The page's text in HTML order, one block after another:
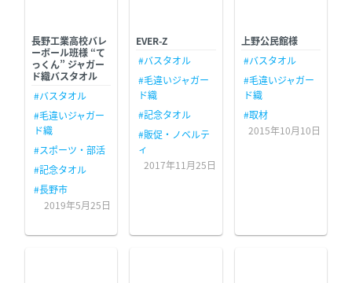
長野工業高校バレ
ーボール班様 “て
っくん” ジャガー
ド織バスタオル
#バスタオル
#毛違いジャガー
ド織
#スポーツ・部活
#記念タオル
#長野市
2019年5月25日
EVER-Z
#バスタオル
#毛違いジャガー
ド織
#記念タオル
#販促・ノベルテ
ィ
2017年11月25日
上野公民館様
#バスタオル
#毛違いジャガー
ド織
#取材
2015年10月10日